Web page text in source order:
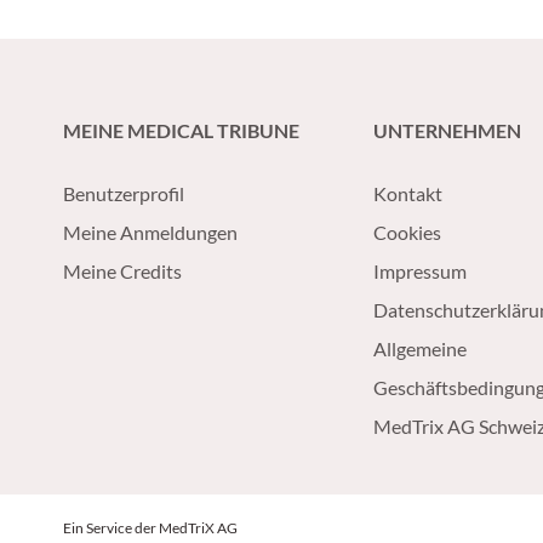
dans la pratique pour
HER2-positives.
MEINE MEDICAL TRIBUNE
Benutzerprofil
Meine Anmeldungen
Meine Credits
UNTERNEHMEN
Kontakt
Cookies
Impressum
Allgemeine
MedTrix AG
Ein Service der MedTriX AG